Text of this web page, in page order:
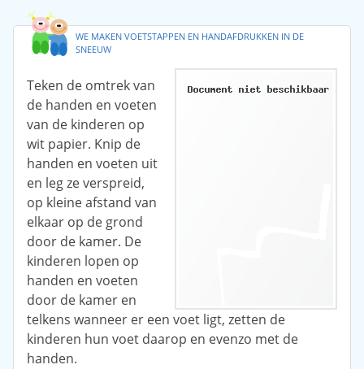
WE MAKEN VOETSTAPPEN EN HANDAFDRUKKEN IN DE
SNEEUW
Teken de omtrek van
de handen en voeten
van de kinderen op
wit papier. Knip de
handen en voeten uit
en leg ze verspreid,
op kleine afstand van
elkaar op de grond
door de kamer. De
kinderen lopen op
handen en voeten
door de kamer en
telkens wanneer er een voet ligt, zetten de
kinderen hun voet daarop en evenzo met de
handen.